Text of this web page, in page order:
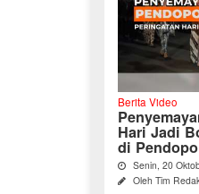
Berita Video
Hari Jadi
di
Senin, 20
Oleh Tim